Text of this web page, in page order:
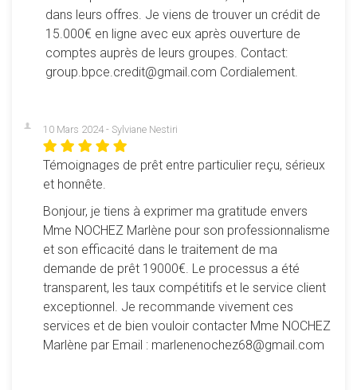
dans leurs offres. Je viens de trouver un crédit de
15.000€ en ligne avec eux après ouverture de
comptes auprès de leurs groupes. Contact:
group.bpce.credit@gmail.com Cordialement.
10 Mars 2024 - Sylviane Nestiri
Témoignages de prêt entre particulier reçu, sérieux
et honnête.
Bonjour, je tiens à exprimer ma gratitude envers
Mme NOCHEZ Marlène pour son professionnalisme
et son efficacité dans le traitement de ma
demande de prêt 19000€. Le processus a été
transparent, les taux compétitifs et le service client
exceptionnel. Je recommande vivement ces
services et de bien vouloir contacter Mme NOCHEZ
Marlène par Email : marlenenochez68@gmail.com